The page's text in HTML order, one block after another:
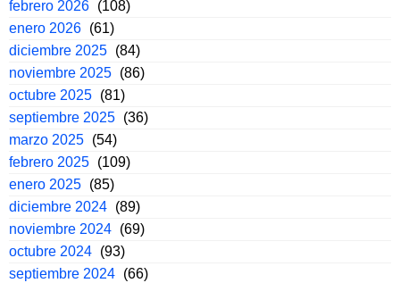
febrero 2026 (108)
enero 2026 (61)
diciembre 2025 (84)
noviembre 2025 (86)
octubre 2025 (81)
septiembre 2025 (36)
marzo 2025 (54)
febrero 2025 (109)
enero 2025 (85)
diciembre 2024 (89)
noviembre 2024 (69)
octubre 2024 (93)
septiembre 2024 (66)